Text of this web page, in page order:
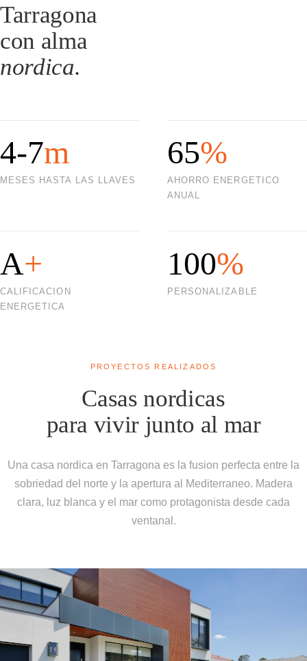
Tarragona
con alma
nordica.
4-7m
MESES HASTA LAS LLAVES
65%
AHORRO ENERGETICO
ANUAL
A+
CALIFICACION
ENERGETICA
100%
PERSONALIZABLE
PROYECTOS REALIZADOS
Casas nordicas
para vivir junto al mar
Una casa nordica en Tarragona es la fusion perfecta entre la
sobriedad del norte y la apertura al Mediterraneo. Madera
clara, luz blanca y el mar como protagonista desde cada
ventanal.